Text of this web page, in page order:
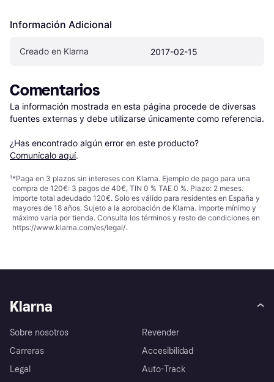
Información Adicional
Creado en Klarna 2017-02-15
Comentarios
La información mostrada en esta página procede de diversas
fuentes externas y debe utilizarse únicamente como referencia.
¿Has encontrado algún error en este producto?
Comunícalo aquí.
¹*Paga en 3 plazos sin intereses con Klarna. Ejemplo de pago para una
compra de 120€: 3 pagos de 40€, TIN 0 % TAE 0 %. Plazo: 2 meses.
Importe total adeudado 120€. Solo es válido para residentes en España y
mayores de 18 años. Sujeto a la aprobación de Klarna. Importe mínimo y
máximo varía por tienda. Consulta los términos y resto de condiciones en
https://www.klarna.com/es/legal/.
Klarna
Sobre nosotros
Carreras
Legal
Revender
Accesibilidad
Auto-Track